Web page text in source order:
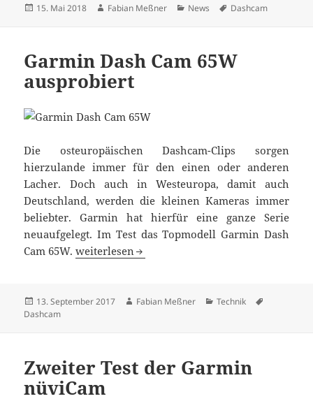
Veröffentlicht
15. Mai 2018 Autor
Fabian Meßner Kategorien
News Schlagwörter
Dashcam
Garmin Dash Cam 65W
ausprobiert
Die osteuropäischen Dashcam-Clips sorgen
hierzulande immer für den einen oder anderen
Lacher. Doch auch in Westeuropa, damit auch
Deutschland, werden die kleinen Kameras immer
beliebter. Garmin hat hierfür eine ganze Serie
neuaufgelegt. Im Test das Topmodell Garmin Dash
Cam 65W.Garmin Dash Cam 65W ausprobiert
weiterlesen
Veröffentlicht
am
13. September 2017 Autor
Fabian Meßner Kategorien
Technik
Dashcam
Zweiter Test der Garmin
nüviCam